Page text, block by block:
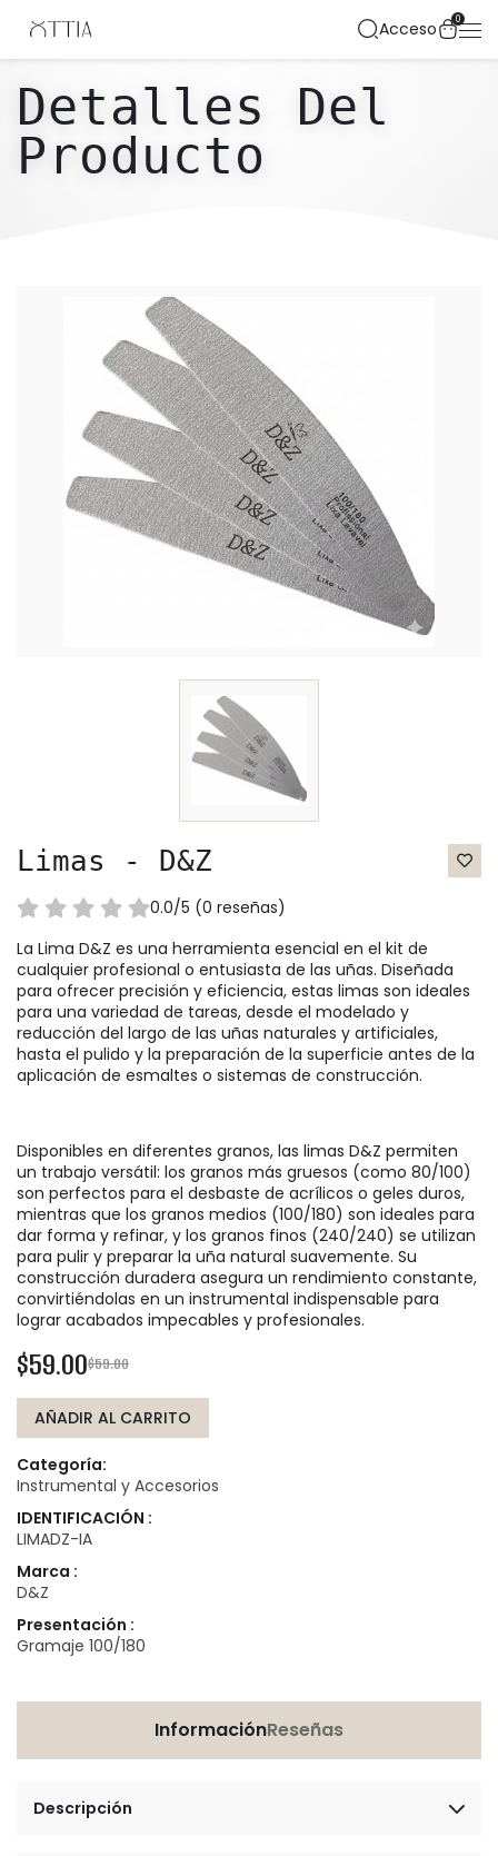
Acceso 0
Detalles Del
Producto
Limas - D&Z
0.0/5 (0 reseñas)
La Lima D&Z es una herramienta esencial en el kit de
cualquier profesional o entusiasta de las uñas. Diseñada
para ofrecer precisión y eficiencia, estas limas son ideales
para una variedad de tareas, desde el modelado y
reducción del largo de las uñas naturales y artificiales,
hasta el pulido y la preparación de la superficie antes de la
aplicación de esmaltes o sistemas de construcción.
Disponibles en diferentes granos, las limas D&Z permiten
un trabajo versátil: los granos más gruesos (como 80/100)
son perfectos para el desbaste de acrílicos o geles duros,
mientras que los granos medios (100/180) son ideales para
dar forma y refinar, y los granos finos (240/240) se utilizan
para pulir y preparar la uña natural suavemente. Su
construcción duradera asegura un rendimiento constante,
convirtiéndolas en un instrumental indispensable para
lograr acabados impecables y profesionales.
$59.00$59.00
AÑADIR AL CARRITO
Categoría:
Instrumental y Accesorios
IDENTIFICACIÓN :
LIMADZ-IA
Marca :
D&Z
Presentación :
Gramaje 100/180
InformaciónReseñas
Descripción